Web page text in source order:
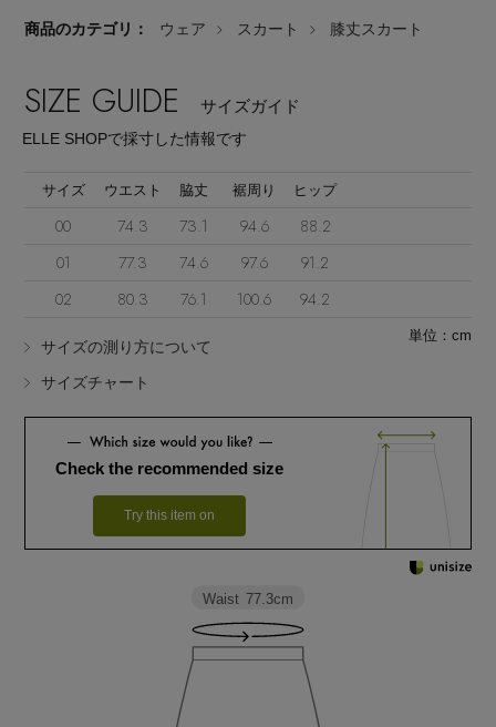
Stay inthe Loop
ELLE SHOP 公式アプリ
商品のカテゴリ： ウェア スカート 膝丈スカート
SIZE GUIDE サイズガイド
ELLE SHOPで採寸した情報です
サイズ ウエスト 脇丈 裾周り ヒップ
00 74.3 73.1 94.6
88.2
01
77.3 74.6 97.6
91.2
02
80.3 76.1 100.6 94.2
サイズの測り方について
サイズチャート
単位：cm
Check the recommended size
Try this item on
Waist 77.3cm